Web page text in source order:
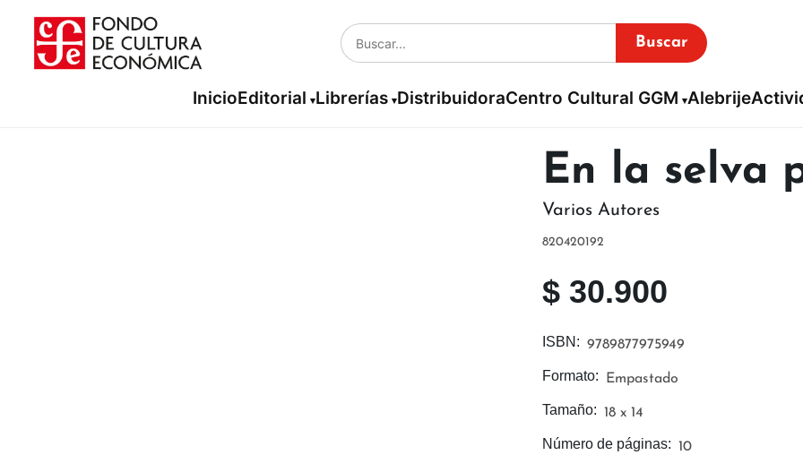
Buscar
InicioEditorial Librerías DistribuidoraCentro Cultural GGM Alebrije
Número de páginas: 10
Tamaño: 18 x 14
Formato: Empastado
ISBN: 9789877975949
$30.900
820420192
Varios Autores
En la selva